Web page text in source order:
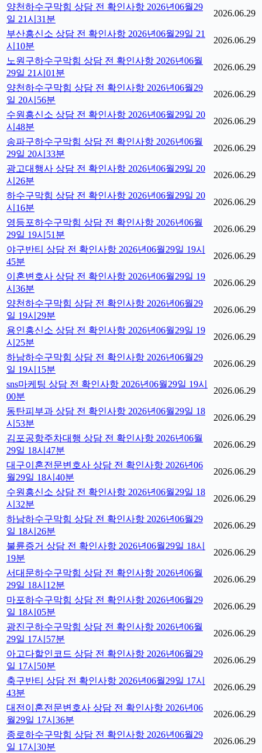
양천하수구막힘 상담 전 확인사항 2026년06월29
일 21시31분
2026.06.29
부산흥신소 상담 전 확인사항 2026년06월29일 21
시10분
2026.06.29
노원구하수구막힘 상담 전 확인사항 2026년06월
29일 21시01분
2026.06.29
양천하수구막힘 상담 전 확인사항 2026년06월29
일 20시56분
2026.06.29
수원흥신소 상담 전 확인사항 2026년06월29일 20
시48분
2026.06.29
송파구하수구막힘 상담 전 확인사항 2026년06월
29일 20시33분
2026.06.29
광고대행사 상담 전 확인사항 2026년06월29일 20
시26분
2026.06.29
하수구막힘 상담 전 확인사항 2026년06월29일 20
시16분
2026.06.29
영등포하수구막힘 상담 전 확인사항 2026년06월
29일 19시51분
2026.06.29
야구반티 상담 전 확인사항 2026년06월29일 19시
45분
2026.06.29
이혼변호사 상담 전 확인사항 2026년06월29일 19
시36분
2026.06.29
양천하수구막힘 상담 전 확인사항 2026년06월29
일 19시29분
2026.06.29
용인흥신소 상담 전 확인사항 2026년06월29일 19
시25분
2026.06.29
하남하수구막힘 상담 전 확인사항 2026년06월29
일 19시15분
2026.06.29
sns마케팅 상담 전 확인사항 2026년06월29일 19시
00분
2026.06.29
동탄피부과 상담 전 확인사항 2026년06월29일 18
시53분
2026.06.29
김포공항주차대행 상담 전 확인사항 2026년06월
29일 18시47분
2026.06.29
대구이혼전문변호사 상담 전 확인사항 2026년06
월29일 18시40분
2026.06.29
수원흥신소 상담 전 확인사항 2026년06월29일 18
시32분
2026.06.29
하남하수구막힘 상담 전 확인사항 2026년06월29
일 18시26분
2026.06.29
불륜증거 상담 전 확인사항 2026년06월29일 18시
19분
2026.06.29
서대문하수구막힘 상담 전 확인사항 2026년06월
29일 18시12분
2026.06.29
마포하수구막힘 상담 전 확인사항 2026년06월29
일 18시05분
2026.06.29
광진구하수구막힘 상담 전 확인사항 2026년06월
29일 17시57분
2026.06.29
아고다할인코드 상담 전 확인사항 2026년06월29
일 17시50분
2026.06.29
축구반티 상담 전 확인사항 2026년06월29일 17시
43분
2026.06.29
대전이혼전문변호사 상담 전 확인사항 2026년06
월29일 17시36분
2026.06.29
종로하수구막힘 상담 전 확인사항 2026년06월29
일 17시30분
2026.06.29